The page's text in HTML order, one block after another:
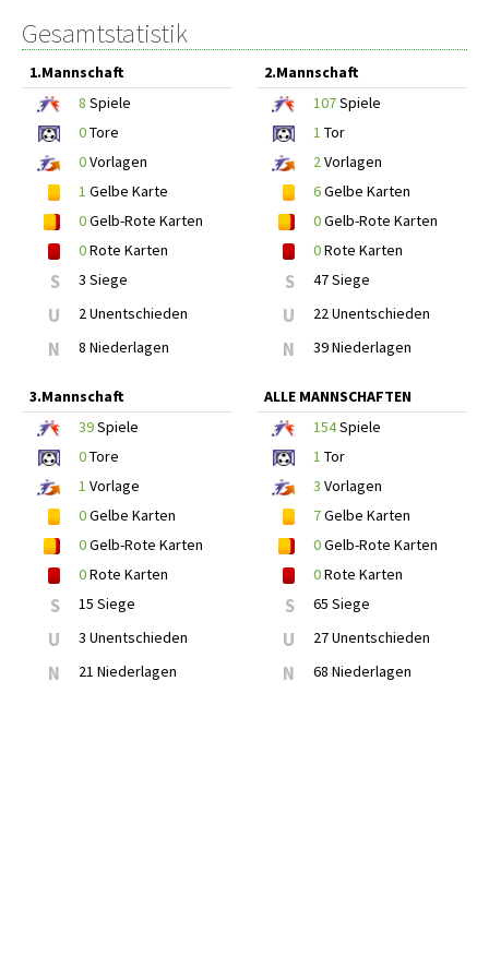
Gesamtstatistik
1.Mannschaft
8 Spiele
0Tore
0Vorlagen
1 Gelbe Karte
0Gelb-Rote Karten
0Rote Karten
S 3 Siege
U 2 Unentschieden
N 8 Niederlagen
2.Mannschaft
107Spiele
1 Tor
2Vorlagen
6Gelbe Karten
0Gelb-Rote Karten
0Rote Karten
S 47 Siege
U 22 Unentschieden
N 39 Niederlagen
3.Mannschaft
39Spiele
0Tore
1 Vorlage
0Gelbe Karten
0Gelb-Rote Karten
0Rote Karten
S 15 Siege
U 3 Unentschieden
N 21 Niederlagen
ALLE MANNSCHAFTEN
154Spiele
1 Tor
3 Vorlagen
7Gelbe Karten
0Gelb-Rote Karten
0Rote Karten
S 65 Siege
U 27 Unentschieden
N 68 Niederlagen